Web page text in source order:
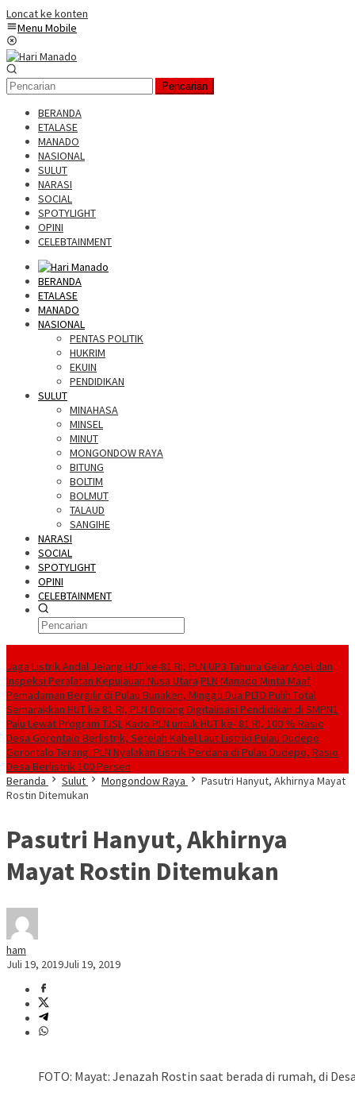
Loncat ke konten
Menu Mobile
Pencarian
BERANDA
ETALASE
MANADO
NASIONAL
SULUT
NARASI
SOCIAL
SPOTYLIGHT
OPINI
CELEBTAINMENT
BERANDA
ETALASE
MANADO
NASIONAL
PENTAS POLITIK
HUKRIM
EKUIN
PENDIDIKAN
SULUT
MINAHASA
MINSEL
MINUT
MONGONDOW RAYA
BITUNG
BOLTIM
BOLMUT
TALAUD
SANGIHE
NARASI
SOCIAL
SPOTYLIGHT
OPINI
CELEBTAINMENT
Jaga Listrik Andal Jelang HUT ke-81 RI, PLN UP3 Tahuna Gelar Apel dan
Inspeksi Peralatan Kepulauan Nusa Utara PLN Manado Minta Maaf
Pemadaman Bergilir di Pulau Bunaken, Minggu Dua PLTD Pulih Total
Semarakkan HUT ke 81 RI, PLN Dorong Digitalisasi Pendidikan di SMPN1
Palu Lewat Program TJSLKado PLN untuk HUT ke- 81 RI, 100 % Rasio
Desa Gorontalo Berlistrik, Setelah Kabel Laut Listriki Pulau Dudepo
Gorontalo Terang. PLN Nyalakan Listrik Perdana di Pulau Dudepo, Rasio
Desa Berlistrik 100 Persen
Beranda
Sulut Mongondow Raya
Pasutri Hanyut, Akhirnya Mayat
Rostin Ditemukan
Pasutri Hanyut, Akhirnya
Mayat Rostin Ditemukan
ham
Juli 19, 2019Juli 19, 2019
FOTO: Mayat: Jenazah Rostin saat berada di rumah, di